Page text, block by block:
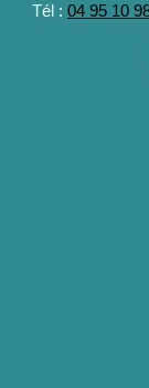
Tél : 04 95 10